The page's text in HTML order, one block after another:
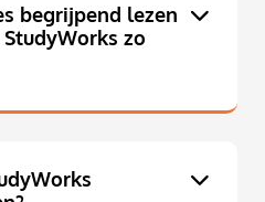
begrijpend lezen
zo